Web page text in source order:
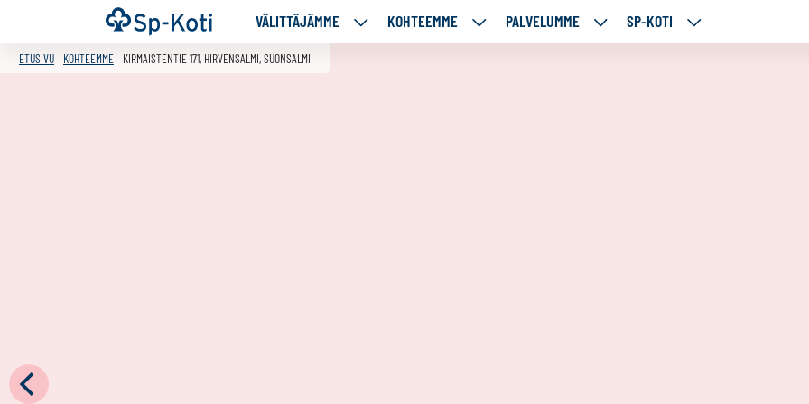
Siirry
sisältöön
Etusivu VÄLITTÄJÄMME
VÄLITTÄJÄMME
KOHTEEMME
KOHTEEMME
PALVELUMME
PALVELUMME
SP-KOTI
SP-
ETUSIVU KOHTEEMME KIRMAISTENTIE 171, HIRVENSALMI, SUONSALMI